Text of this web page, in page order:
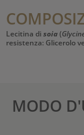
Lecitina disoia(
resistenza: Glicerolo
MODO